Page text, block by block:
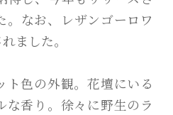
。なお、レザンゴーロワ
ました。
ト色の外観。花壇にいる
な香り。徐々に野生のラ